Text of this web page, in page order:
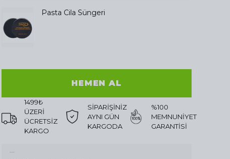
Pasta Cila Süngeri
HEMEN AL
1499₺
ÜZERİ
ÜCRETSİZ
KARGO
SİPARİŞİNİZ
AYNI GÜN
KARGODA
%100
MEMNUNİYET
GARANTİSİ